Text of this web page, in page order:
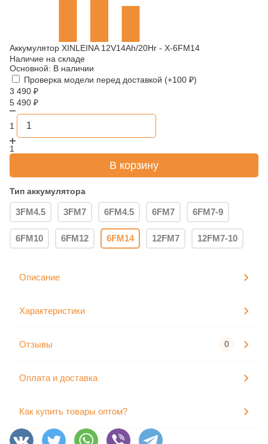
Аккумулятор XINLEINA 12V14Ah/20Hr - X-6FM14
Наличие на складе
Основной: В наличии
Проверка модели перед доставкой (+100 ₽)
3 490 ₽
5 490 ₽
1
1
В корзину
Тип аккумулятора
3FM4.5 3FM7 6FM4.5 6FM7 6FM7-9
6FM10 6FM12 6FM14 12FM7 12FM7-10
Описание
Характеристики
Отзывы 0
Оплата и доставка
Как купить товары оптом?